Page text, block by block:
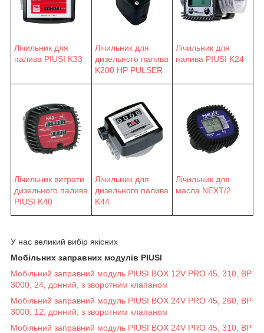
Лічильник для
палива PIUSI K33
Лічильник для
дизельного палива
K200 HP PULSER
Лічильник для
палива PIUSI K24
Лічильник витрати
дизельного палива
PIUSI K40
Лічильник для
дизельного палива
K44
Лічильник для
масла NEXT/2
У нас великий вибір якісних
Мобільних заправних модулів PIUSI
Мобільний заправний модуль PIUSI BOX 12V PRO 45, 310, BP
3000, 24, донний, з зворотним клапаном
Мобільний заправний модуль PIUSI BOX 24V PRO 45, 260, BP
3000, 12, донний, з зворотним клапаном
Мобільний заправний модуль PIUSI BOX 24V PRO 45, 310, BP